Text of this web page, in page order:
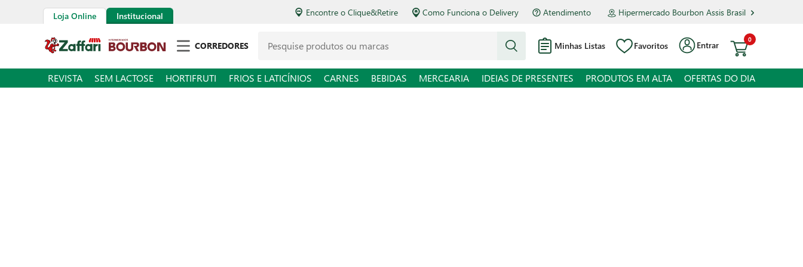
Loja Online Institucional Encontre o Clique&Retire Como Funciona o Delivery Atendimento Hipermercado Bourbon Assis Brasil
CORREDORES Minhas Listas Favoritos Entrar
0
REVISTA SEM LACTOSE HORTIFRUTI FRIOS E LATICÍNIOS CARNES BEBIDAS MERCEARIA IDEIAS DE PRESENTES PRODUTOS EM ALTA OFERTAS DO DIA